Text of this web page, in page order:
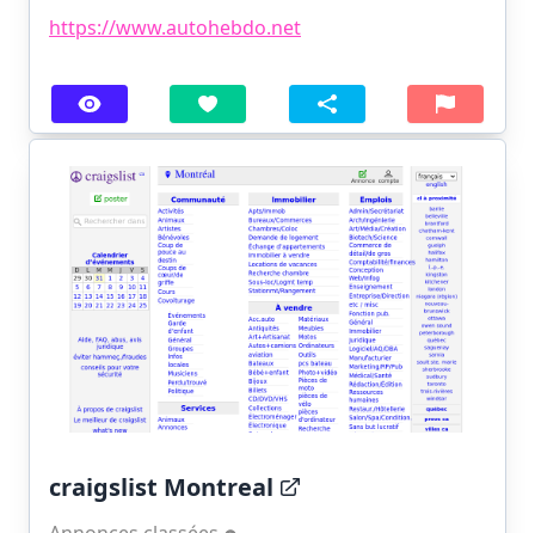
https://www.autohebdo.net
craigslist Montreal